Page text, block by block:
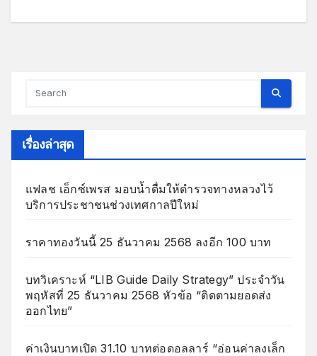
เรื่องล่าสุด
แฟลช เอ็กซ์เพรส มอบน้ำดื่มให้ตำรวจทางหลวงไว้
บริการประชาชนช่วงเทศกาลปีใหม่
ราคาทองวันนี้ 25 ธันวาคม 2568 ลงอีก 100 บาท
บทวิเคราะห์ “LIB Guide Daily Strategy” ประจำวัน
พฤหัสที่ 25 ธันวาคม 2568 หัวข้อ “ติดตามยอดส่ง
ออกไทย”
ค่าเงินบาทเปิด 31.10 บาทต่อดอลลาร์ “อ่อนค่าลงเล็ก